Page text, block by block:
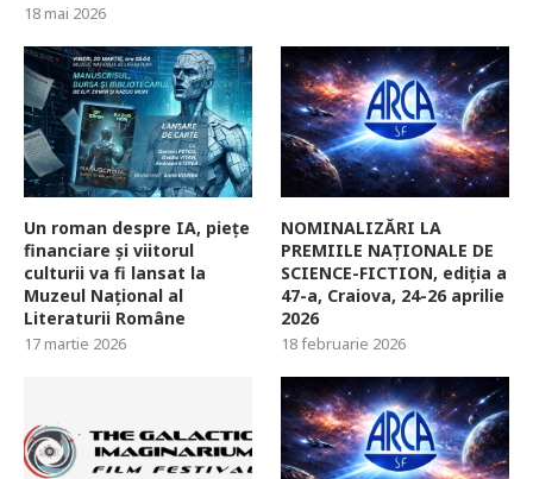
18 mai 2026
Un roman despre IA, piețe
financiare și viitorul
culturii va fi lansat la
Muzeul Național al
Literaturii Române
17 martie 2026
NOMINALIZĂRI LA
PREMIILE NAȚIONALE DE
SCIENCE-FICTION, ediția a
47-a, Craiova, 24-26 aprilie
2026
18 februarie 2026